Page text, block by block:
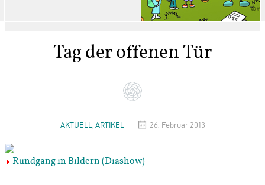
Tag der offenen Tür
AKTUELL, ARTIKEL 26. Februar 2013
Rundgang in Bildern (Diashow)